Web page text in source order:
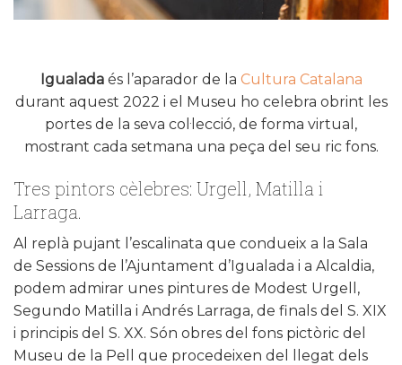
Igualadaés l’aparador de la Cultura Catalana
durant aquest 2022 i el Museu ho celebra obrint les
portes de la seva col·lecció, de forma virtual,
mostrant cada setmana una peça del seu ric fons.
Tres pintors cèlebres: Urgell, Matilla i
Larraga.
Al replà pujant l’escalinata que condueix a la Sala
de Sessions de l’Ajuntament d’Igualada i a Alcaldia,
podem admirar unes pintures de Modest Urgell,
Segundo Matilla i Andrés Larraga, de finals del S. XIX
i principis del S. XX. Són obres del fons pictòric del
Museu de la Pell que procedeixen del llegat dels